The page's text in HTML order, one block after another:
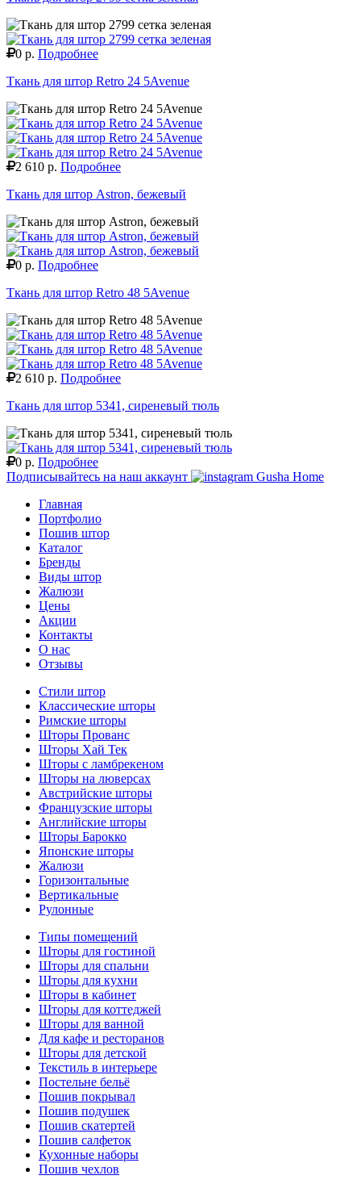
0 р. Подробнее
Ткань для штор Retro 24 5Avenue
2 610 р. Подробнее
Ткань для штор Astron, бежевый
0 р. Подробнее
Ткань для штор Retro 48 5Avenue
2 610 р. Подробнее
Ткань для штор 5341, сиреневый тюль
0 р. Подробнее
Подписывайтесь на наш аккаунт
Gusha Home
Главная
Портфолио
Пошив штор
Каталог
Бренды
Виды штор
Жалюзи
Цены
Акции
Контакты
О нас
Отзывы
Стили штор
Классические шторы
Римские шторы
Шторы Прованс
Шторы Хай Тек
Шторы с ламбрекеном
Шторы на люверсах
Австрийские шторы
Французские шторы
Английские шторы
Шторы Барокко
Японские шторы
Жалюзи
Горизонтальные
Вертикальные
Рулонные
Типы помещений
Шторы для гостиной
Шторы для спальни
Шторы для кухни
Шторы в кабинет
Шторы для коттеджей
Шторы для ванной
Для кафе и ресторанов
Шторы для детской
Текстиль в интерьере
Постельне бельё
Пошив покрывал
Пошив подушек
Пошив скатертей
Пошив салфеток
Кухонные наборы
Пошив чехлов